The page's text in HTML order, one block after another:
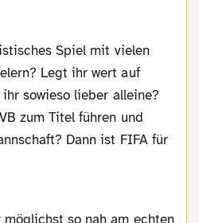
Legt ihr wert auf
sowieso lieber alleine?
zum Titel führen und
Dann ist FIFA für